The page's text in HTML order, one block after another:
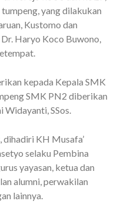
yang dilakukan
Kustomo dan
Haryo Koco Buwono,
kepada Kepala SMK
SMK PN2 diberikan
Widayanti, SSos.
KH Musafa’
selaku Pembina
yayasan, ketua dan
alumni, perwakilan
lainnya.